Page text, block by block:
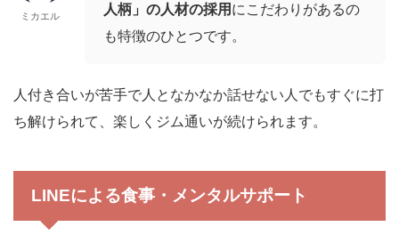
ミカエル
人柄」の人材の採用 にこだわりがあるの
も特徴のひとつです。
人付き合いが苦手で人となかなか話せない人でもすぐに打
ち解けられて、楽しくジム通いが続けられます。
LINEによる食事・メンタルサポート